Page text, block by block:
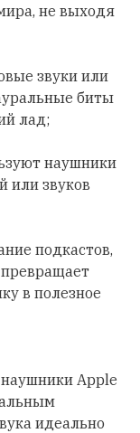
не выходя
звуки или
биты
лад;
наушники
или звуков
подкастов,
в полезное
Apple
идеально